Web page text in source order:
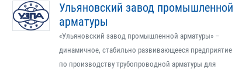
Ульяновский завод промышленной
арматуры
«Ульяновский завод промышленной арматуры» –
динамичное, стабильно развивающееся предприятие
по производству трубопроводной арматуры для